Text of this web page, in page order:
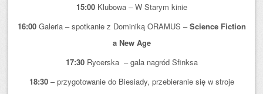
15:00 Klubowa – W Starym kinie
16:00 Galeria – spotkanie z Dominiką ORAMUS –Science Fiction
a New Age
17:30Rycerska – gala nagród Sfinksa
18:30– przygotowanie do Biesiady, przebieranie się w stroje